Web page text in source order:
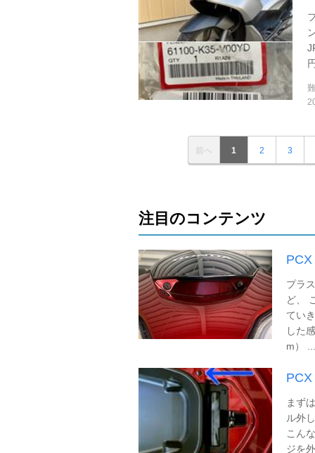
前へ 1 2 3
注目のコンテンツ
プラ
ど、
てい
した
m） ...
まず
ル外
こん
ジを